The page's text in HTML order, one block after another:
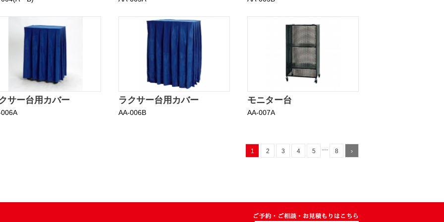
サー台用カバー ラクサー台用カバー
AA-006B
モニター台
AA-007A
1 2 3 4 5 8 ›